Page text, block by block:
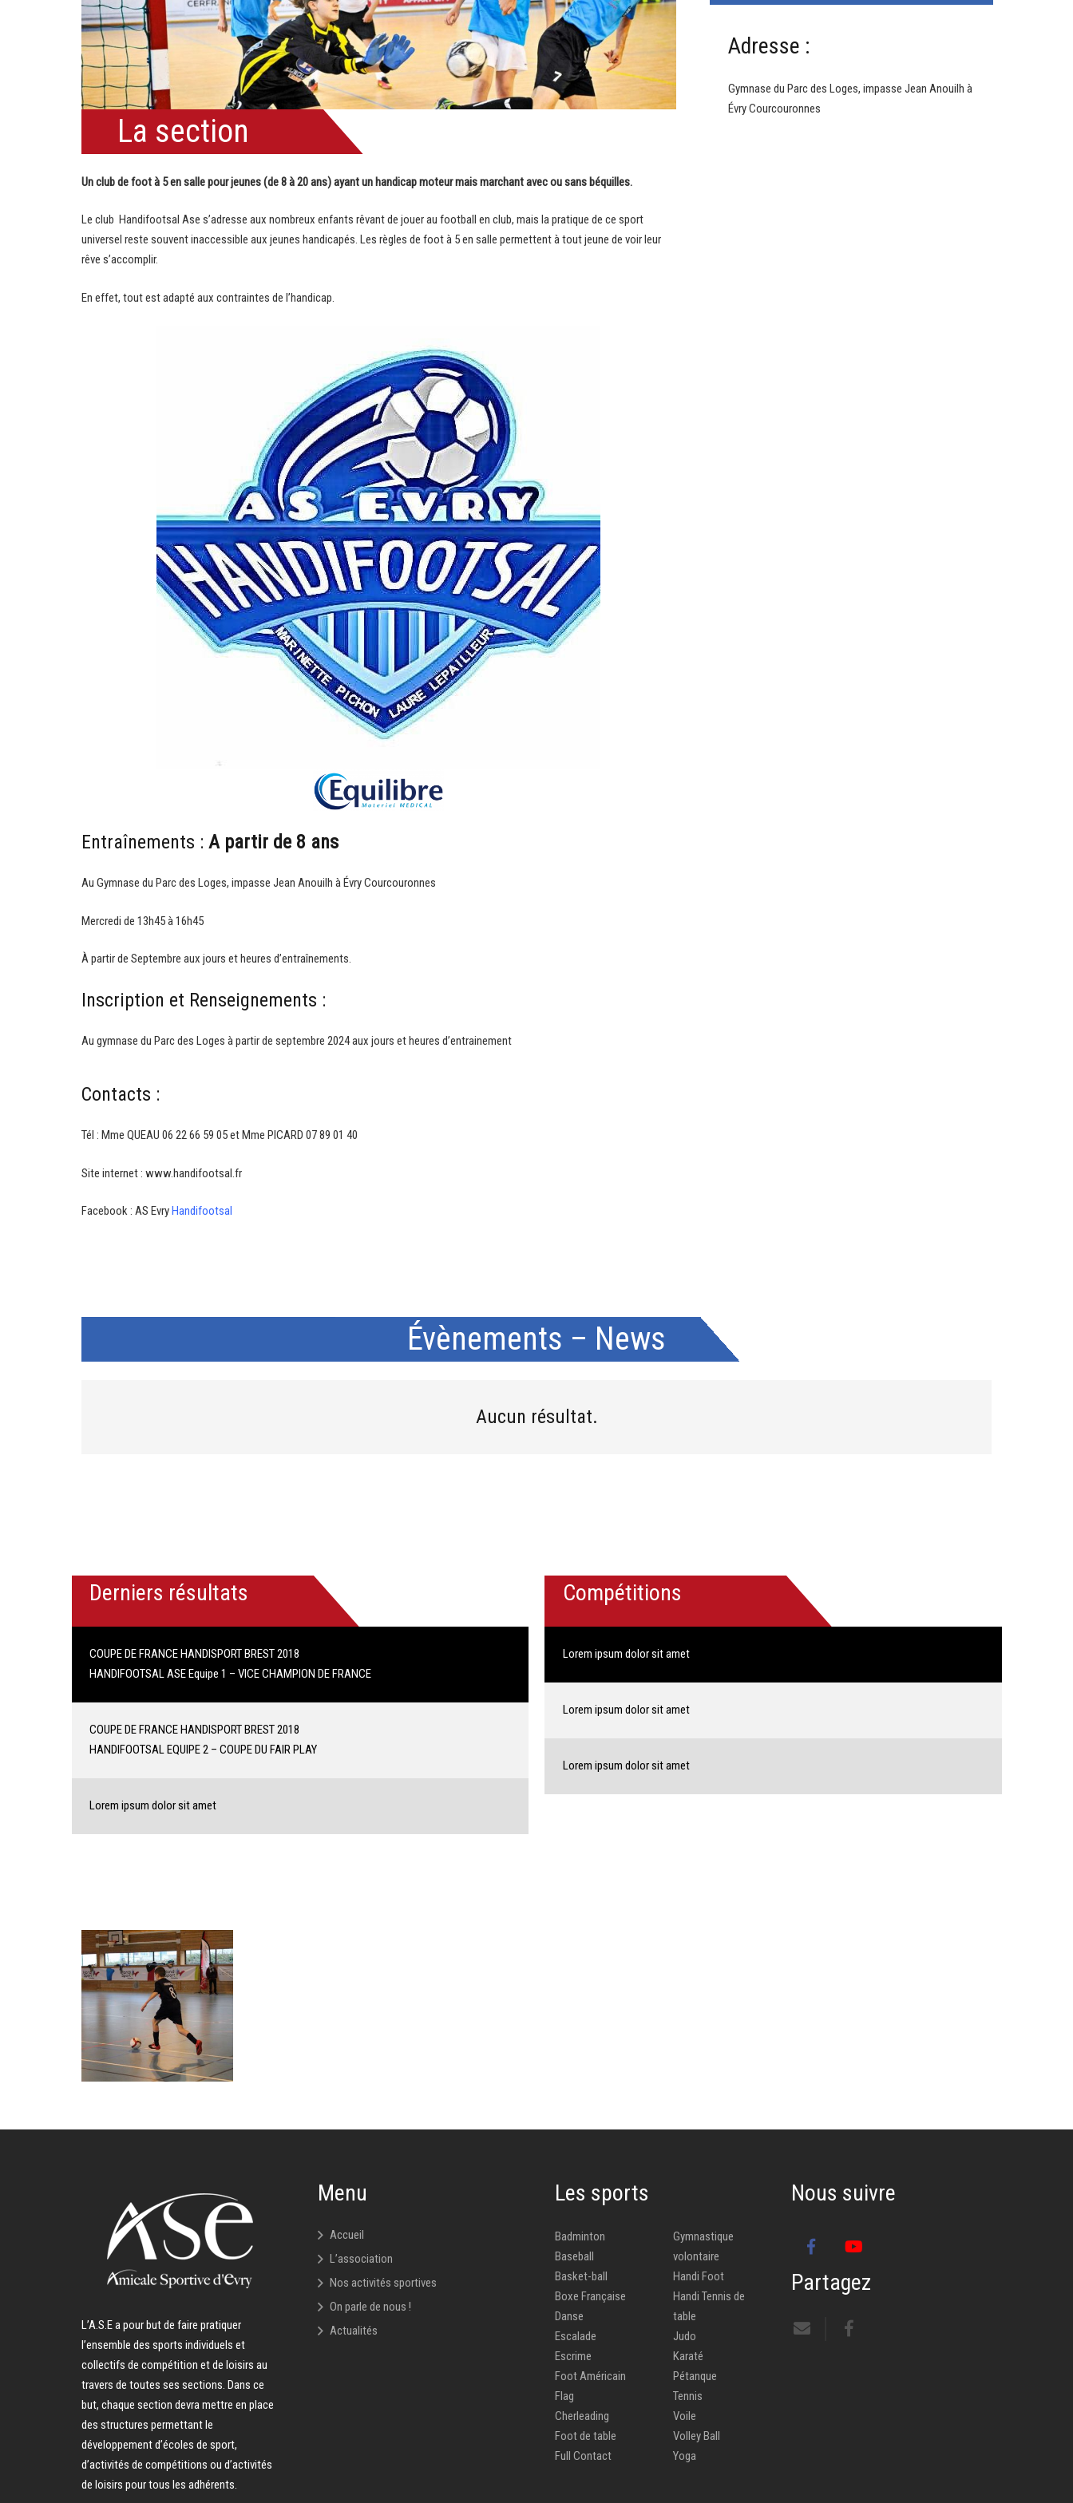
La section
Un club de foot à 5 en salle pour jeunes (de 8 à 20 ans) ayant un handicap moteur mais marchant avec ou sans béquilles.
Le club Handifootsal Ase s’adresse aux nombreux enfants rêvant de jouer au football en club, mais la pratique de ce sport
universel reste souvent inaccessible aux jeunes handicapés. Les règles de foot à 5 en salle permettent à tout jeune de voir leur
rêve s’accomplir.
En effet, tout est adapté aux contraintes de l’handicap.
Entraînements : A partir de 8 ans
Au Gymnase du Parc des Loges, impasse Jean Anouilh à Évry Courcouronnes
Mercredi de 13h45 à 16h45
‌À partir de Septembre aux jours et heures d’entraînements.
Inscription et Renseignements :
Au gymnase du Parc des Loges à partir de septembre 2024 aux jours et heures d’entrainement
Contacts :
Tél : Mme QUEAU 06 22 66 59 05 et Mme PICARD 07 89 01 40
Site internet : www.handifootsal.fr
Facebook : AS EvryHandifootsal
Adresse :
Gymnase du Parc des Loges, impasse Jean Anouilh à
Évry Courcouronnes
Évènements – News
Aucun résultat.
Derniers résultats
COUPE DE FRANCE HANDISPORT BREST 2018
HANDIFOOTSAL ASE Equipe 1 – VICE CHAMPION DE FRANCE
COUPE DE FRANCE HANDISPORT BREST 2018
HANDIFOOTSAL EQUIPE 2 – COUPE DU FAIR PLAY
Lorem ipsum dolor sit amet
Compétitions
Lorem ipsum dolor sit amet
Lorem ipsum dolor sit amet
Lorem ipsum dolor sit amet
L’A.S.E a pour but de faire pratiquer
l’ensemble des sports individuels et
collectifs de compétition et de loisirs au
travers de toutes ses sections. Dans ce
but, chaque section devra mettre en place
des structures permettant le
développement d’écoles de sport,
d’activités de compétitions ou d’activités
de loisirs pour tous les adhérents.
Menu
Accueil
L’association
Nos activités sportives
On parle de nous !
Actualités
Les sports
Badminton
Baseball
Basket-ball
Boxe Française
Danse
Escalade
Escrime
Foot Américain
Flag
Cherleading
Foot de table
Full Contact
Gymnastique
volontaire
Handi Foot
Handi Tennis de
table
Judo
Karaté
Pétanque
Tennis
Voile
Volley Ball
Yoga
Nous suivre
Partagez